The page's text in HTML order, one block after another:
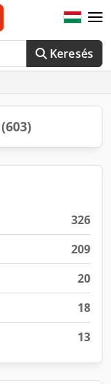
Keresés
(603)
326
209
20
18
13